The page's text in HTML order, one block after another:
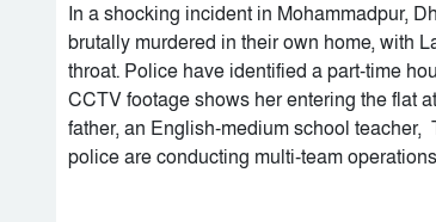
In a shocking incident in Mohammadpur,
brutally murdered in their own home, with
throat. Police have identified a part-time
CCTV footage shows her entering the flat
father, an English-medium school
police are conducting multi-team